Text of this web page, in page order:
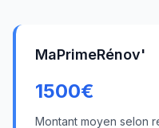
MaPrimeRénov'
1500€
Montant moyen selon